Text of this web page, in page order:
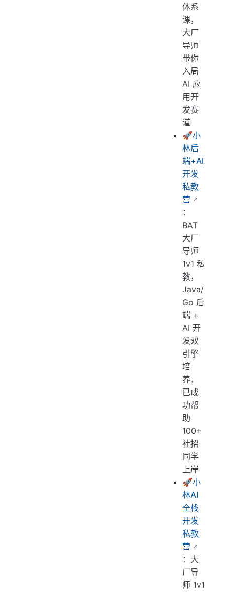
体系
课，
大厂
导师
带你
入局
AI 应
用开
发赛
道
🚀小
林后
端+AI
开发
私教
营
：
BAT
大厂
导师
1v1 私
教，
Java/
Go 后
端 +
AI 开
发双
引擎
培
养，
已成
功帮
助
100+
社招
同学
上岸
🚀小
林AI
全栈
开发
私教
营
：大
厂导
师 1v1